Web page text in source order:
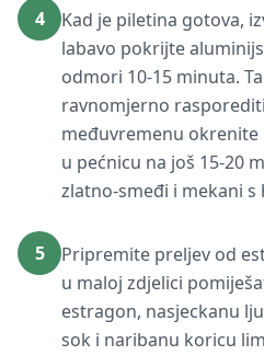
4
Kad je piletina gotova,
labavo pokrijte
odmori 10-15 minuta.
ravnomjerno
međuvremenu
u pećnicu na još 15-20
zlatno-smeđi i mekani
5
Pripremite preljev od
u maloj zdjelici
estragon, nasjeckanu
sok i naribanu koricu